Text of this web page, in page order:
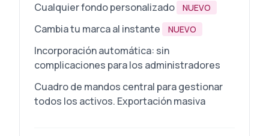
Cualquier fondo personalizado
NUEVO
Cambia tu marca al instante NUEVO
Incorporación automática: sin
complicaciones para los administradores
Cuadro de mandos central para gestionar
todos los activos. Exportación masiva